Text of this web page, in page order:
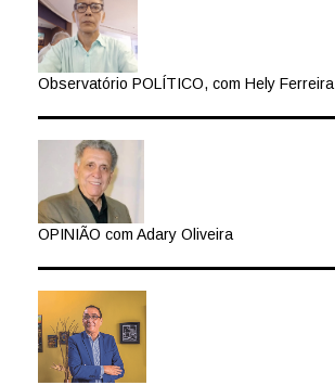
Observatório POLÍTICO, com Hely Ferreira
OPINIÃO com Adary Oliveira